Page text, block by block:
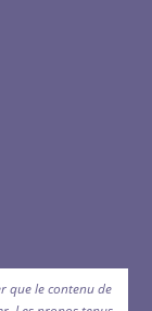
que le contenu de